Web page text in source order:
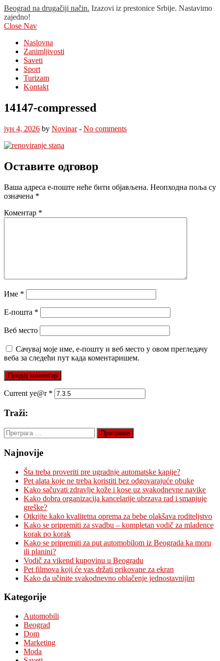
Beograd na drugačiji način. Izazovi iz prestonice Srbije. Nastavimo
zajedno!
Close Nav
Naslovna
Zanimljivosti
Saveti
Sport
Turizam
Kontakt
14147-compressed
јун 4, 2026 by Novinar- No comments
Оставите одговор
Ваша адреса е-поште неће бити објављена. Неопходна поља су
означена *
Коментар *
Име *
Е-пошта *
Веб место
Сачувај моје име, е-пошту и веб место у овом прегледачу
веба за следећи пут када коментаришем.
Current ye@r *
Traži:
Претрага
за:
Najnovije
Šta treba proveriti pre ugradnje automatske kapije?
Pet alata koje ne treba koristiti bez odgovarajuće obuke
Kako sačuvati zdravlje kože i kose uz svakodnevne navike
Kako dobra organizacija kancelarije ubrzava rad i smanjuje
greške?
Otkrijte kako kvalitetna oprema za bebe olakšava roditeljstvo
Kako se pripremiti za svadbu – kompletan vodič za mladence
korak po korak
Kako se pripremiti za put automobilom iz Beograda ka moru
ili planini?
Vodič za vikend kupovinu u Beogradu
Pet filmova koji će vas držati prikovane za ekran
Kako da učinite svakodnevno oblačenje jednostavnijim
Kategorije
Automobili
Beograd
Dom
Marketing
Moda